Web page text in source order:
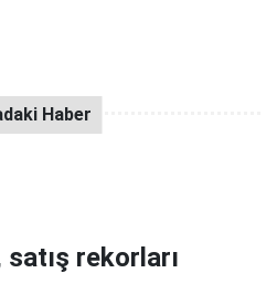
rekorları